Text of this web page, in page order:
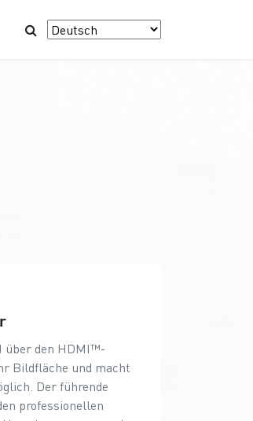
über den HDMI™-
Bildfläche und macht
Der führende
professionellen